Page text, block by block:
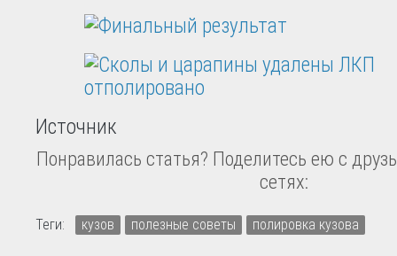
Источник
Понравилась статья? Поделитесь ею с
сетях:
Теги: кузов полезные советы полировка кузова